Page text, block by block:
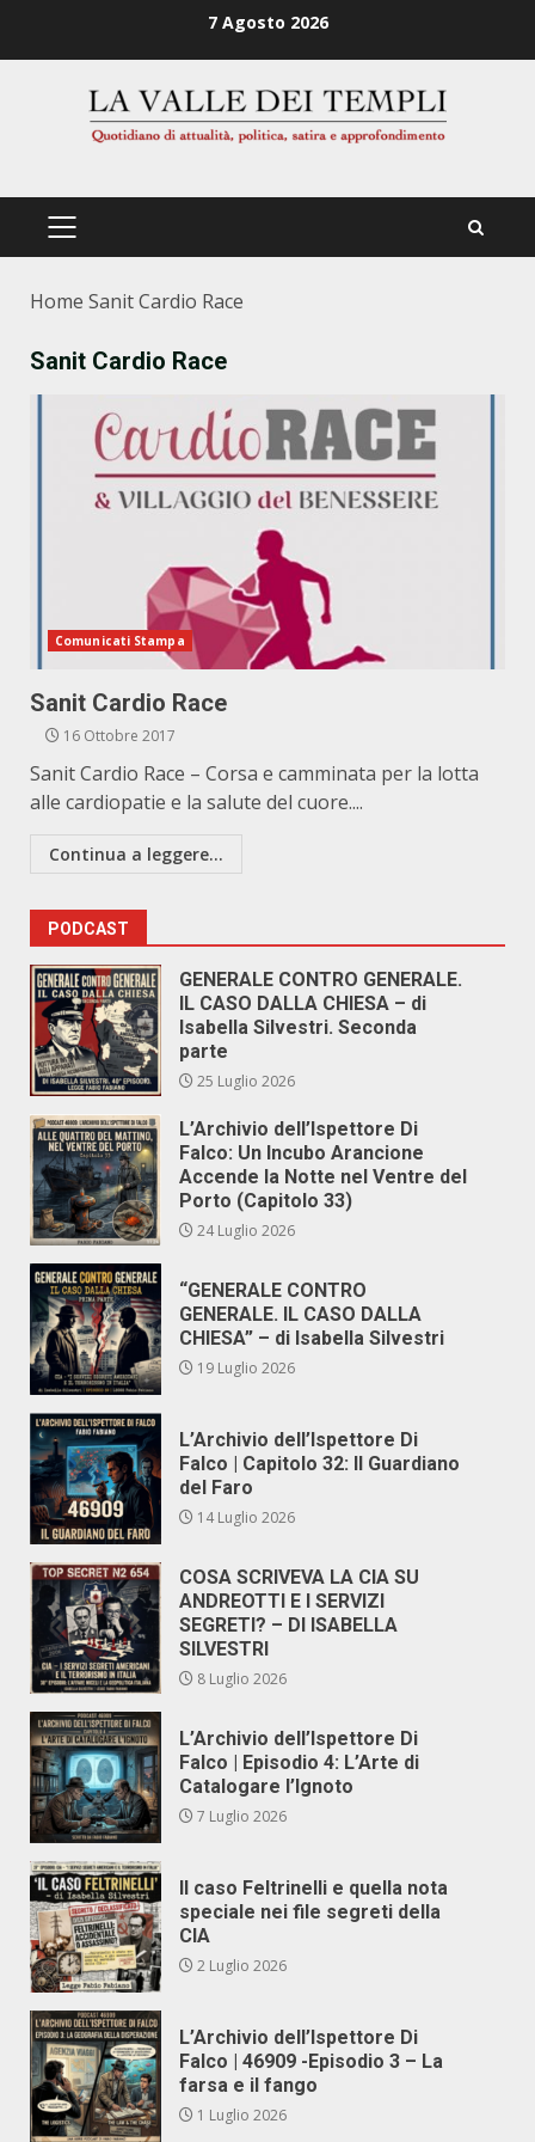
7 Agosto 2026
PRIMÄRES
Home Sanit Cardio Race
Sanit Cardio Race
Comunicati Stampa
Sanit Cardio Race
16 Ottobre 2017
Sanit Cardio Race – Corsa e camminata per la lotta
alle cardiopatie e la salute del cuore....
Continua a leggere...
PODCAST
GENERALE CONTRO GENERALE.
IL CASO DALLA CHIESA – di
Isabella Silvestri. Seconda
parte
25 Luglio 2026
L’Archivio dell’Ispettore Di
Falco: Un Incubo Arancione
Accende la Notte nel Ventre del
Porto (Capitolo 33)
24 Luglio 2026
“GENERALE CONTRO
GENERALE. IL CASO DALLA
CHIESA” – di Isabella Silvestri
19 Luglio 2026
L’Archivio dell’Ispettore Di
Falco | Capitolo 32: Il Guardiano
del Faro
14 Luglio 2026
COSA SCRIVEVA LA CIA SU
ANDREOTTI E I SERVIZI
SEGRETI? – DI ISABELLA
SILVESTRI
8 Luglio 2026
L’Archivio dell’Ispettore Di
Falco | Episodio 4: L’Arte di
Catalogare l’Ignoto
7 Luglio 2026
Il caso Feltrinelli e quella nota
speciale nei file segreti della
CIA
2 Luglio 2026
L’Archivio dell’Ispettore Di
Falco | 46909 -Episodio 3 – La
farsa e il fango
1 Luglio 2026